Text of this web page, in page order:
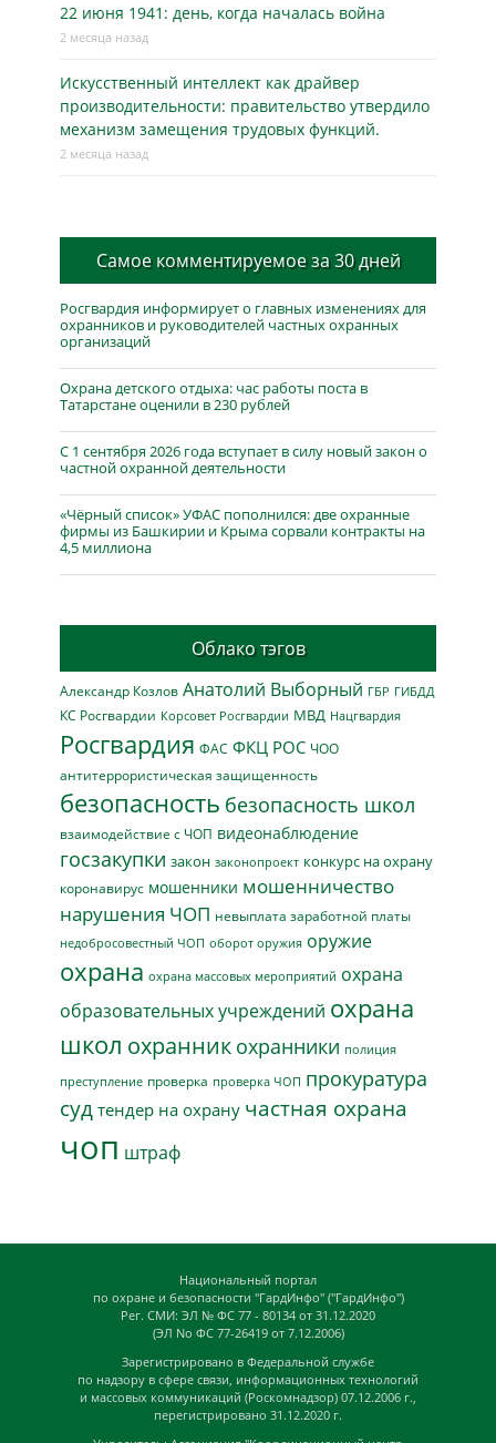
22 июня 1941: день, когда началась война
2 месяца назад
Искусственный интеллект как драйвер
производительности: правительство утвердило
механизм замещения трудовых функций.
2 месяца назад
Самое комментируемое за 30 дней
Росгвардия информирует о главных изменениях для
охранников и руководителей частных охранных
организаций
Охрана детского отдыха: час работы поста в
Татарстане оценили в 230 рублей
С 1 сентября 2026 года вступает в силу новый закон о
частной охранной деятельности
«Чёрный список» УФАС пополнился: две охранные
фирмы из Башкирии и Крыма сорвали контракты на
4,5 миллиона
Облако тэгов
Александр Козлов Анатолий Выборный ГБР ГИБДД
КС Росгвардии Корсовет Росгвардии МВД Нацгвардия
Росгвардия ФАС ФКЦ РОС ЧОО
антитеррористическая защищенность
безопасность безопасность школ
взаимодействие с ЧОП видеонаблюдение
госзакупки закон законопроект конкурс на охрану
коронавирус мошенники мошенничество
нарушения ЧОП невыплата заработной платы
недобросовестный ЧОП оборот оружия оружие
охрана охрана массовых мероприятий охрана
образовательных учреждений охрана
школ охранник охранники полиция
преступление проверка проверка ЧОП прокуратура
суд тендер на охрану частная охрана
чоп штраф
Национальный портал
по охране и безопасности "ГардИнфо" ("ГардИнфо")
Рег. СМИ: ЭЛ № ФС 77 - 80134 от 31.12.2020
(ЭЛ No ФС 77-26419 от 7.12.2006)
Зарегистрировано в Федеральной службе
по надзору в сфере связи, информационных технологий
и массовых коммуникаций (Роскомнадзор) 07.12.2006 г.,
перегистрировано 31.12.2020 г.